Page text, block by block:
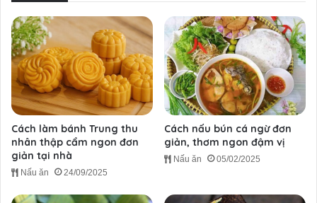
Cách làm bánh Trung thu
nhân thập cẩm ngon đơn
giản tại nhà
Nấu ăn 24/09/2025
Cách nấu bún cá ngừ đơn
giản, thơm ngon đậm vị
Nấu ăn 05/02/2025